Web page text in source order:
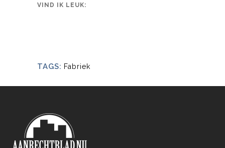
VIND IK LEUK:
TAGS: Fabriek